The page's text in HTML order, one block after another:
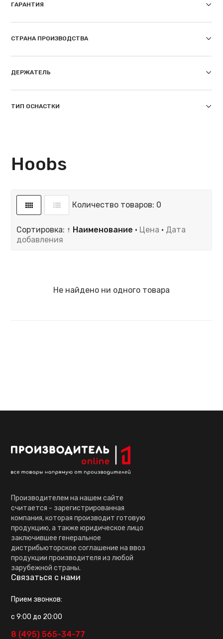
ГАРАНТИЯ
СТРАНА ПРОИЗВОДСТВА
ДЕРЖАТЕЛЬ
ТИП ОСНАСТКИ
Hoobs
Количество товаров: 0
Сортировка: ↑ Наименование · Цена · Дата
добавления
Не найдено ни одного товара
Производителем на нашем сайте
считается - зарегистрированная
компания, которая производит готовую
продукцию, а также юридическое лицо
заключившее генеральное
дистрибьюторское соглашение на ввоз
продукции производителя из любой
зарубежной страны.
Связаться с нами
Прием звонков:
с 9:00 до 20:00
8 (495) 565-34-77